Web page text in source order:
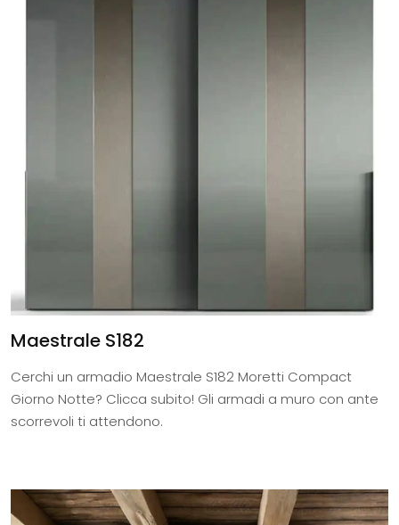
Maestrale S182
Cerchi un armadio Maestrale S182 Moretti Compact
Giorno Notte? Clicca subito! Gli armadi a muro con ante
scorrevoli ti attendono.